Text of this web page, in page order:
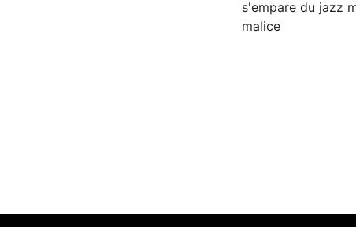
s'empare du jazz
malice